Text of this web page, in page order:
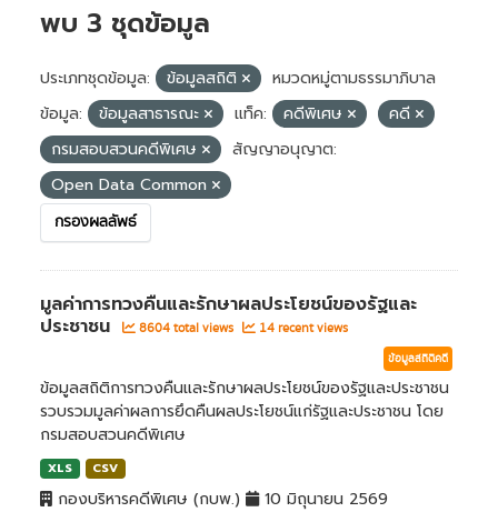
พบ 3 ชุดข้อมูล
ประเภทชุดข้อมูล: ข้อมูลสถิติ
หมวดหมู่ตามธรรมาภิบาล
ข้อมูล:
ข้อมูลสาธารณะ แท็ค: คดีพิเศษ
คดี
กรมสอบสวนคดีพิเศษ
สัญญาอนุญาต:
Open Data Common
กรองผลลัพธ์
มูลค่าการทวงคืนและรักษาผลประโยชน์ของรัฐและ
ประชาชน
8604 total views 14 recent views
ข้อมูลสถิติคดี
ข้อมูลสถิติการทวงคืนและรักษาผลประโยชน์ของรัฐและประชาชน
รวบรวมมูลค่าผลการยึดคืนผลประโยชน์แก่รัฐและประชาชน โดย
กรมสอบสวนคดีพิเศษ
XLS CSV
กองบริหารคดีพิเศษ (กบพ.) 10 มิถุนายน 2569